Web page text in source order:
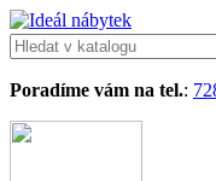
Poradíme vám na tel.: